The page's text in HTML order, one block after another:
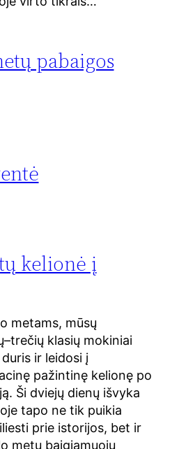
pabaigos
kelionė į
metams, mūsų
klasių mokiniai
ir leidosi į
pažintinę kelionę po
Ši dviejų dienų išvyka
tapo ne tik puikia
prie istorijos, bet ir
metų baigiamuoju